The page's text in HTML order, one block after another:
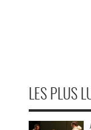
LES PLUS